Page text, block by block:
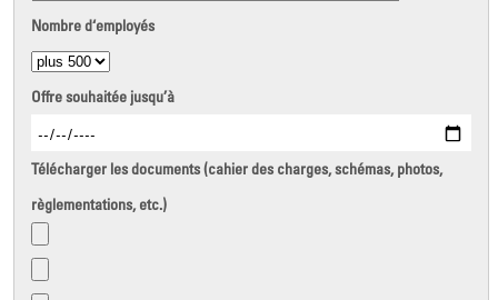
Nombre d‘employés
Offre souhaitée jusqu’à
Télécharger les documents (cahier des charges, schémas, photos,
règlementations, etc.)